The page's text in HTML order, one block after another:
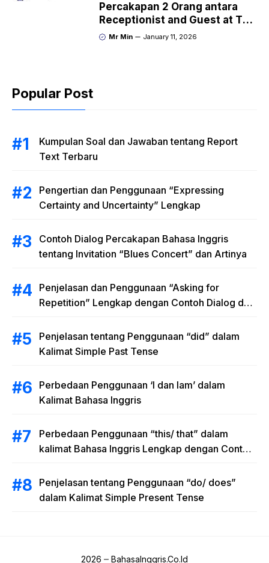
Percakapan 2 Orang antara
Receptionist and Guest at The
Hotel dengan Menggunakan
Mr Min January 11, 2026
Popular Post
Kumpulan Soal dan Jawaban tentang Report
Text Terbaru
Pengertian dan Penggunaan “Expressing
Certainty and Uncertainty” Lengkap
Contoh Dialog Percakapan Bahasa Inggris
tentang Invitation “Blues Concert” dan Artinya
Penjelasan dan Penggunaan “Asking for
Repetition” Lengkap dengan Contoh Dialog dan
Penjelasan tentang Penggunaan “did” dalam
Kalimat Simple Past Tense
Perbedaan Penggunaan ‘I dan Iam’ dalam
Kalimat Bahasa Inggris
Perbedaan Penggunaan “this/ that” dalam
kalimat Bahasa Inggris Lengkap dengan Contoh
Penjelasan tentang Penggunaan “do/ does”
dalam Kalimat Simple Present Tense
2026 BahasaInggris.Co.Id